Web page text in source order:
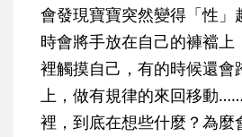
會發現寶寶突然變得「性」
時會將手放在自己的褲襠上
裡觸摸自己，有的時候還會
上，做有規律的來回移動
裡，到底在想些什麼？為麼